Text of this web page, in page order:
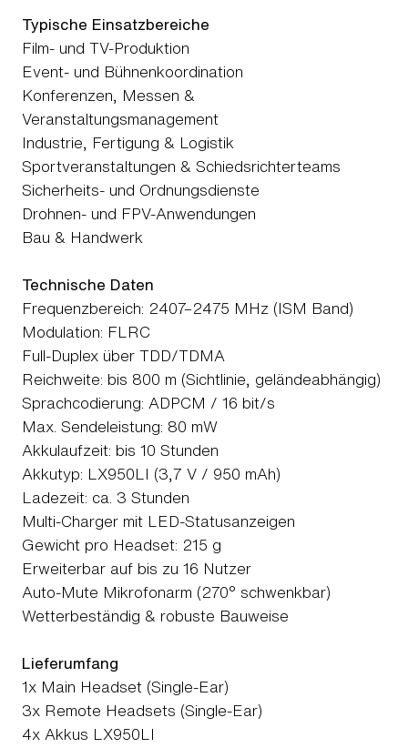
Typische Einsatzbereiche
Film- und TV-Produktion
Event- und Bühnenkoordination
Konferenzen, Messen &
Veranstaltungsmanagement
Industrie, Fertigung & Logistik
Sportveranstaltungen & Schiedsrichterteams
Sicherheits- und Ordnungsdienste
Drohnen- und FPV-Anwendungen
Bau & Handwerk
Technische Daten
Frequenzbereich: 2407–2475 MHz (ISM Band)
Modulation: FLRC
Full-Duplex über TDD/TDMA
Reichweite: bis 800 m (Sichtlinie, geländeabhängig)
Sprachcodierung: ADPCM / 16 bit/s
Max. Sendeleistung: 80 mW
Akkulaufzeit: bis 10 Stunden
Akkutyp: LX950LI (3,7 V / 950 mAh)
Ladezeit: ca. 3 Stunden
Multi-Charger mit LED-Statusanzeigen
Gewicht pro Headset: 215 g
Erweiterbar auf bis zu 16 Nutzer
Auto-Mute Mikrofonarm (270° schwenkbar)
Wetterbeständig & robuste Bauweise
Lieferumfang
1x Main Headset (Single-Ear)
3x Remote Headsets (Single-Ear)
4x Akkus LX950LI